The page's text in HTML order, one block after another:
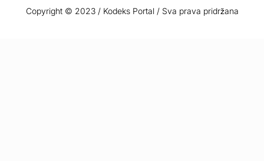
Copyright © 2023 / Kodeks Portal / Sva prava pridržana